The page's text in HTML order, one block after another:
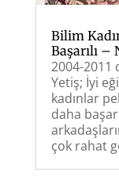
Bilim
Başarılı –
2004-2011
Yetiş; İyi
kadınlar
daha
çok rahat